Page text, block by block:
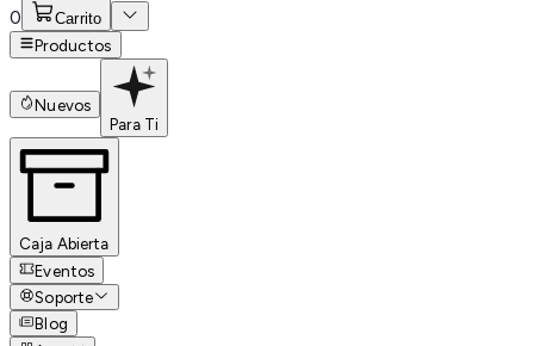
0 Carrito
Productos
Nuevos
Para Ti
Caja Abierta
Eventos
Soporte
Blog